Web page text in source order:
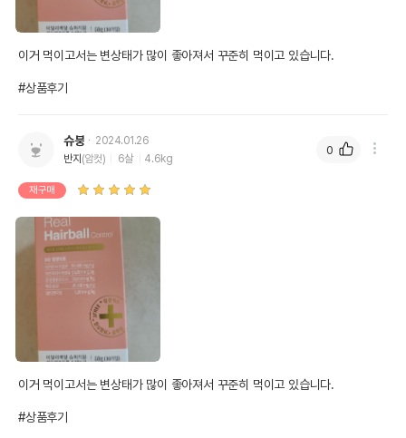
이거 먹이고서는 변상태가 많이 좋아져서 꾸준히 먹이고 있습니다.
#상품후기
슈붕
2024.01.26
반지 (암컷) 6살 4.6kg
재구매
이거 먹이고서는 변상태가 많이 좋아져서 꾸준히 먹이고 있습니다.
#상품후기
0